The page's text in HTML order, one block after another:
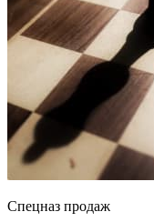
Спецназ продаж